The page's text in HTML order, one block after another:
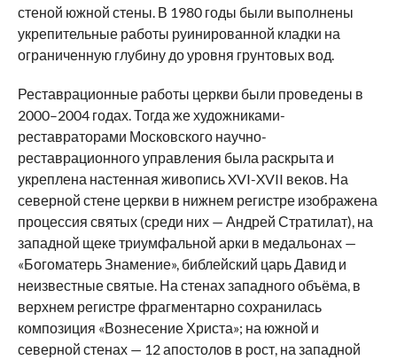
стеной южной стены. В 1980 годы были выполнены
укрепительные работы руинированной кладки на
ограниченную глубину до уровня грунтовых вод.
Реставрационные работы церкви были проведены в
2000–2004 годах. Тогда же художниками-
реставраторами Московского научно-
реставрационного управления была раскрыта и
укреплена настенная живопись XVI-XVII веков. На
северной стене церкви в нижнем регистре изображена
процессия святых (среди них — Андрей Стратилат), на
западной щеке триумфальной арки в медальонах —
«Богоматерь Знамение», библейский царь Давид и
неизвестные святые. На стенах западного объёма, в
верхнем регистре фрагментарно сохранилась
композиция «Вознесение Христа»; на южной и
северной стенах — 12 апостолов в рост, на западной